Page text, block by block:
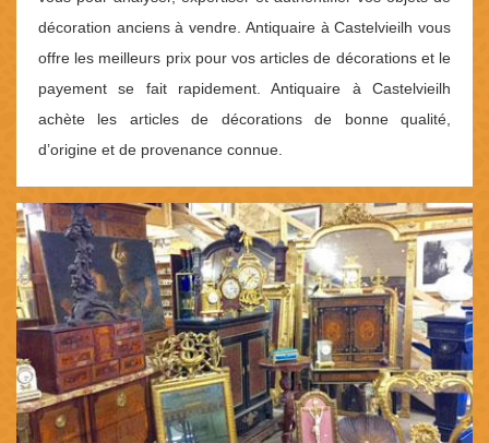
décoration anciens à vendre. Antiquaire à Castelvieilh vous
offre les meilleurs prix pour vos articles de décorations et le
payement se fait rapidement. Antiquaire à Castelvieilh
achète les articles de décorations de bonne qualité,
d’origine et de provenance connue.